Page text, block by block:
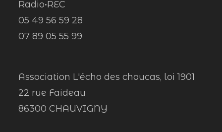
Radio•REC
05 49 56 59 28
07 89 05 55 99
Association L'écho des choucas, loi 1901
22 rue Faideau
86300 CHAUVIGNY